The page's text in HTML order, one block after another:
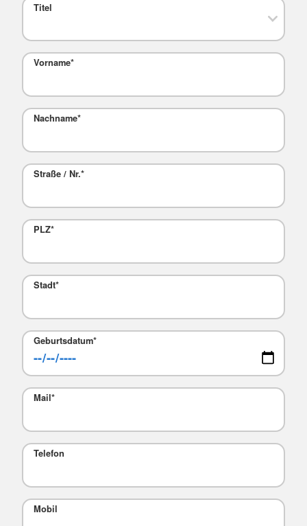
Titel
Vorname*
Nachname*
Straße / Nr.*
PLZ*
Stadt*
Geburtsdatum*
Mail*
Telefon
Mobil